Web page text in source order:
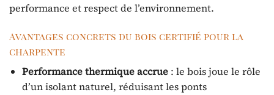
performance et respect de l’environnement.
Avantages concrets du bois certifié pour la
charpente
Performance thermique accrue: le bois joue le rôle
d’un isolant naturel, réduisant les ponts